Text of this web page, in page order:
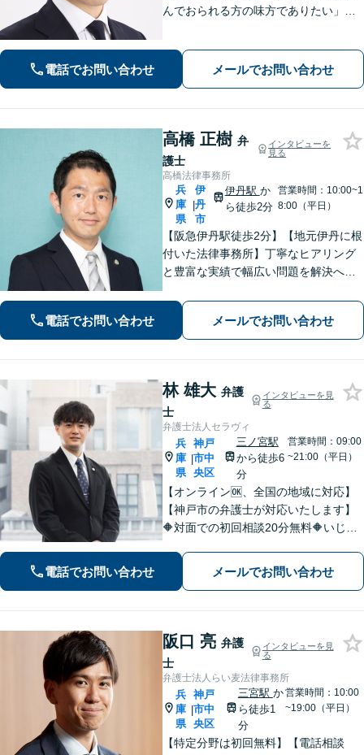
んでおられる方の味方でありたい」
EやChatworkなどに対応」
電話でお問い合わせ メールでお問い合わせ
高橋 正樹 弁
護士
インタビューを
見る
高橋法律事務所
兵
庫
県
|
伊
丹
市
伊丹駅 か
ら徒歩2分
営業時間：10:00~1
8:00（平日）
【阪急伊丹駅徒歩2分】【地元伊丹に根
付いた法律事務所】丁寧なヒアリング
と豊富な実績で幅広い問題を解決へ導
請求／面会交流など【相続・遺言】相
続放棄／遺産分割調停など【電話・メ
ール相談初回無料】【休日夜間対応
可】
電話でお問い合わせ メールでお問い合わせ
林 雄大 弁護
士
インタビューを見
る
弁護士法人セラヴィ
兵
庫
県
|
神戸
市中
央区
三ノ宮駅
から徒歩6
分
営業時間：09:00
~21:00（平日）
【オンライン🆗、全国の地域に対応】
【神戸市の弁護士が対応いたします】
🔶対面での初回相談20分無料🔶いじめ
けでなく、依頼者が再び前を向けるよ
うな支援を心がけています。【三ノ宮
電話でお問い合わせ メールでお問い合わせ
阪口 亮 弁護
士
インタビューを見
る
弁護士法人らい麦法律事務所
兵
庫
県
|
神戸
市中
央区
三宮駅 か
ら徒歩1
分
営業時間：10:00
~19:00（平日）
【特定分野は初回無料】【電話相談